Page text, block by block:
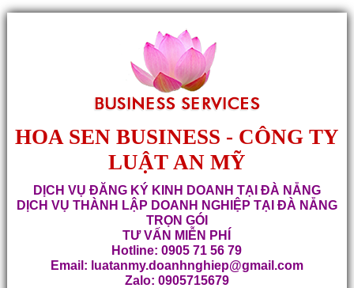
HOA SEN BUSINESS - CÔNG TY
LUẬT AN MỸ
DỊCH VỤ ĐĂNG KÝ KINH DOANH TẠI ĐÀ NẴNG
DỊCH VỤ THÀNH LẬP DOANH NGHIỆP TẠI ĐÀ NẴNG
TRỌN GÓI
TƯ VẤN MIỄN PHÍ
Hotline: 0905 71 56 79
Email: luatanmy.doanhnghiep@gmail.com
Zalo: 0905715679